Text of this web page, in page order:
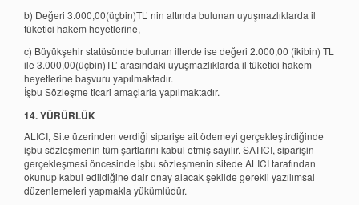
b) Değeri 3.000,00(üçbin)TL’ nin altında bulunan uyuşmazlıklarda il
tüketici hakem heyetlerine,
c) Büyükşehir statüsünde bulunan illerde ise değeri 2.000,00 (ikibin) TL
ile 3.000,00(üçbin)TL’ arasındaki uyuşmazlıklarda il tüketici hakem
heyetlerine başvuru yapılmaktadır.
İşbu Sözleşme ticari amaçlarla yapılmaktadır.
14. YÜRÜRLÜK
ALICI, Site üzerinden verdiği siparişe ait ödemeyi gerçekleştirdiğinde
işbu sözleşmenin tüm şartlarını kabul etmiş sayılır. SATICI, siparişin
gerçekleşmesi öncesinde işbu sözleşmenin sitede ALICI tarafından
okunup kabul edildiğine dair onay alacak şekilde gerekli yazılımsal
düzenlemeleri yapmakla yükümlüdür.